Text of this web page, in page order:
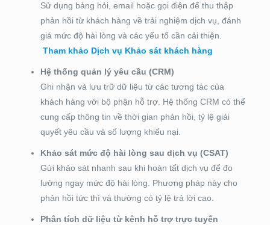
Sử dụng bảng hỏi, email hoặc gọi điện để thu thập
phản hồi từ khách hàng về trải nghiệm dịch vụ, đánh
giá mức độ hài lòng và các yếu tố cần cải thiện.
Tham khảo Dịch vụ Khảo sát khách hàng
Hệ thống quản lý yêu cầu (CRM)
Ghi nhận và lưu trữ dữ liệu từ các tương tác của
khách hàng với bộ phận hỗ trợ. Hệ thống CRM có thể
cung cấp thông tin về thời gian phản hồi, tỷ lệ giải
quyết yêu cầu và số lượng khiếu nại.
Khảo sát mức độ hài lòng sau dịch vụ (CSAT)
Gửi khảo sát nhanh sau khi hoàn tất dịch vụ để đo
lường ngay mức độ hài lòng. Phương pháp này cho
phản hồi tức thì và thường có tỷ lệ trả lời cao.
Phân tích dữ liệu từ kênh hỗ trợ trực tuyến